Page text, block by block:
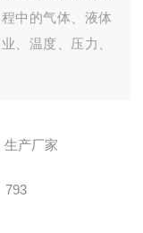
中的气体、液体
、温度、压力、
生产厂家
793